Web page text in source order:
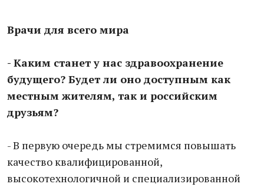
Врачи для всего мира
- Каким станет у нас здравоохранение
будущего? Будет ли оно доступным как
местным жителям, так и российским
друзьям?
- В первую очередь мы стремимся повышать
качество квалифицированной,
высокотехнологичной и специализированной